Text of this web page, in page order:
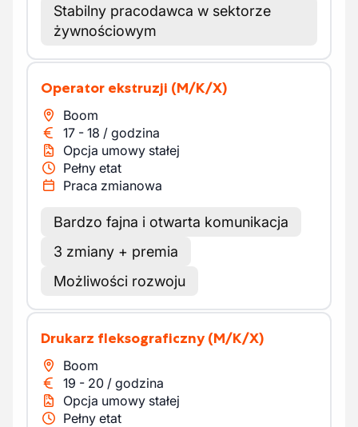
Stabilny pracodawca w sektorze
żywnościowym
Operator ekstruzji (M/K/X)
Boom
17 - 18 / godzina
Opcja umowy stałej
Pełny etat
Praca zmianowa
Bardzo fajna i otwarta komunikacja
3 zmiany + premia
Możliwości rozwoju
Drukarz fleksograficzny (M/K/X)
Boom
19 - 20 / godzina
Opcja umowy stałej
Pełny etat